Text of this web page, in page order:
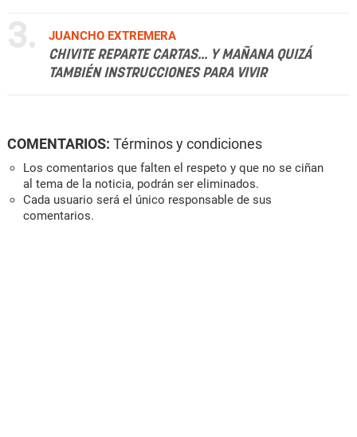
3.
JUANCHO EXTREMERA
CHIVITE REPARTE CARTAS... Y MAÑANA QUIZÁ
TAMBIÉN INSTRUCCIONES PARA VIVIR
COMENTARIOS: Términos y condiciones
Los comentarios que falten el respeto y que no se ciñan
al tema de la noticia, podrán ser eliminados.
Cada usuario será el único responsable de sus
comentarios.